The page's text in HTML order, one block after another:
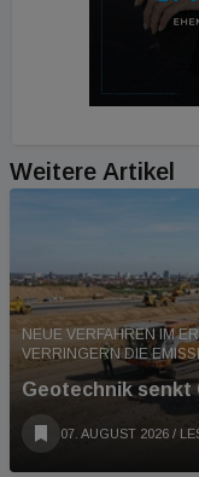
Weitere Artikel
NEUE VERFAHREN IM
VERRINGERN DIE
Geotechnik senkt
07. AUGUST 2026 /